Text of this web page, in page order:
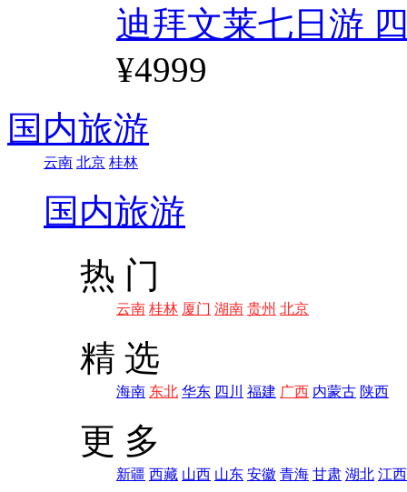
迪拜文莱七日游
¥4999
国内旅游
云南 北京 桂林
国内旅游
热 门
云南 桂林 厦门 湖南 贵州 北京
精 选
海南 东北 华东 四川 福建 广西 内蒙古 陕西
更 多
新疆 西藏 山西 山东 安徽 青海 甘肃 湖北 江西